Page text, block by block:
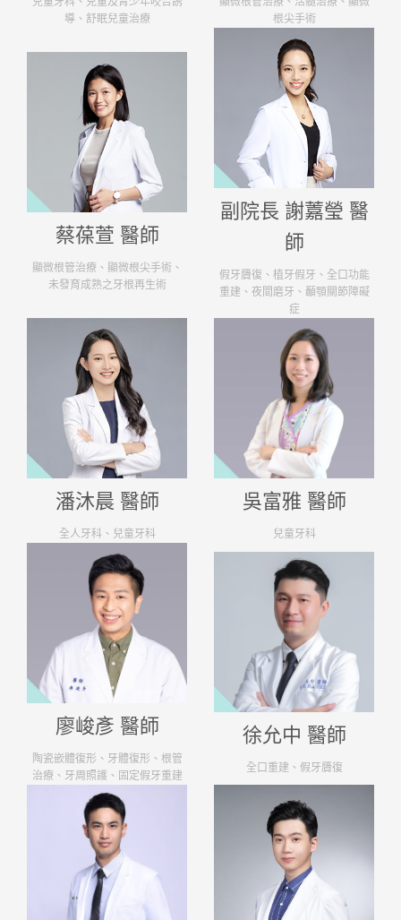
導、舒眠兒童治療
根尖手術
蔡葆萱 醫師
顯微根管治療、顯微根尖手術、
未發育成熟之牙根再生術
副院長 謝䕒瑩 醫
師
假牙贗復、植牙假牙、全口功能
重建、夜間磨牙、顳顎關節障礙
症
潘沐晨 醫師
全人牙科、兒童牙科
吳富雅 醫師
兒童牙科
廖峻彥 醫師
陶瓷嵌體復形、牙體復形、根管
治療、牙周照護、固定假牙重建
徐允中 醫師
全口重建、假牙贗復